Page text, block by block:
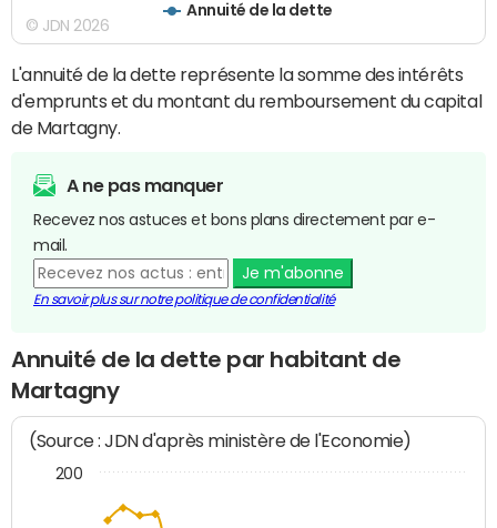
Annuité de la dette
© JDN 2026
L'annuité de la dette représente la somme des intérêts
d'emprunts et du montant du remboursement du capital
de Martagny.
A ne pas manquer
Recevez nos astuces et bons plans directement par e-
mail.
Je m'abonne
En savoir plus sur notre politique de confidentialité
Annuité de la dette par habitant de
Martagny
(Source : JDN d'après ministère de l'Economie)
200